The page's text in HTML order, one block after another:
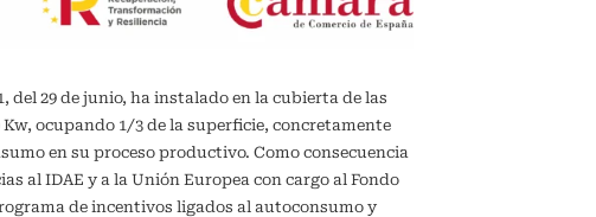
del 29 de junio, ha instalado en la cubierta de las
ocupando 1/3 de la superficie, concretamente
en su proceso productivo. Como consecuencia
al IDAE y a la Unión Europea con cargo al Fondo
de incentivos ligados al autoconsumo y